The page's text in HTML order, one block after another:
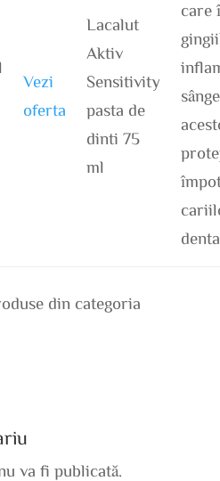
Vezi
oferta
Lacalut
Aktiv
Sensitivity
pasta de
dinti 75
ml
care
din categoria
va fi publicată.